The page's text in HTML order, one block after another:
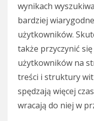
wynikach
bardziej
użytkowników.
także przyczynić
użytkowników na
treści i struktury
spędzają więcej
wracają do niej w